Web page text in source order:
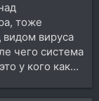
тоже
вируса
чего система
у кого как...